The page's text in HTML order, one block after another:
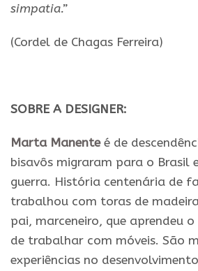
simpatia.”
(Cordel de Chagas Ferreira)
SOBRE A DESIGNER:
Marta Manenteé de
bisavôs migraram para o Brasil
guerra. História centenária de
trabalhou com toras de
pai, marceneiro, que aprendeu
de trabalhar com móveis. São
experiências no